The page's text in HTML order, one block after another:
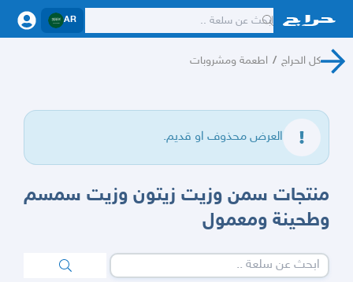
AR
كل الحراج / اطعمة ومشروبات
العرض محذوف او قديم.
منتجات سمن وزيت زيتون وزيت سمسم
وطحينة ومعمول